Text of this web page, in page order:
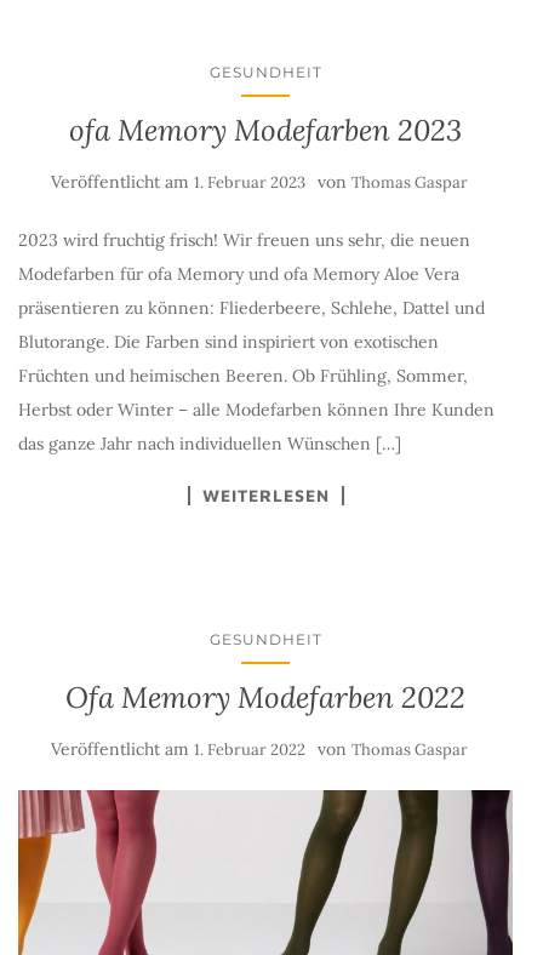
GESUNDHEIT
ofa Memory Modefarben 2023
Veröffentlicht am 1. Februar 2023 von Thomas Gaspar
2023 wird fruchtig frisch! Wir freuen uns sehr, die neuen
Modefarben für ofa Memory und ofa Memory Aloe Vera
präsentieren zu können: Fliederbeere, Schlehe, Dattel und
Blutorange. Die Farben sind inspiriert von exotischen
Früchten und heimischen Beeren. Ob Frühling, Sommer,
Herbst oder Winter – alle Modefarben können Ihre Kunden
das ganze Jahr nach individuellen Wünschen […]
WEITERLESEN
GESUNDHEIT
Ofa Memory Modefarben 2022
Veröffentlicht am 1. Februar 2022 von Thomas Gaspar